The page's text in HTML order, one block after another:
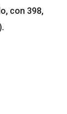
con 398,